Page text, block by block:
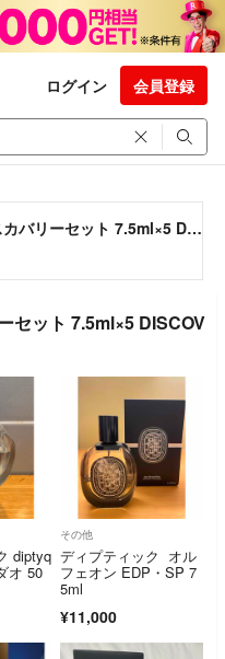
ログイン 会員登録
ディプティック ディスカバリーセット 7.5ml×5 DISCOVERY SET
セット 7.5ml×5 DISCOV
diptyq
オ 50
その他
ディプティック オル
フェオン EDP・SP 7
5ml
¥11,000